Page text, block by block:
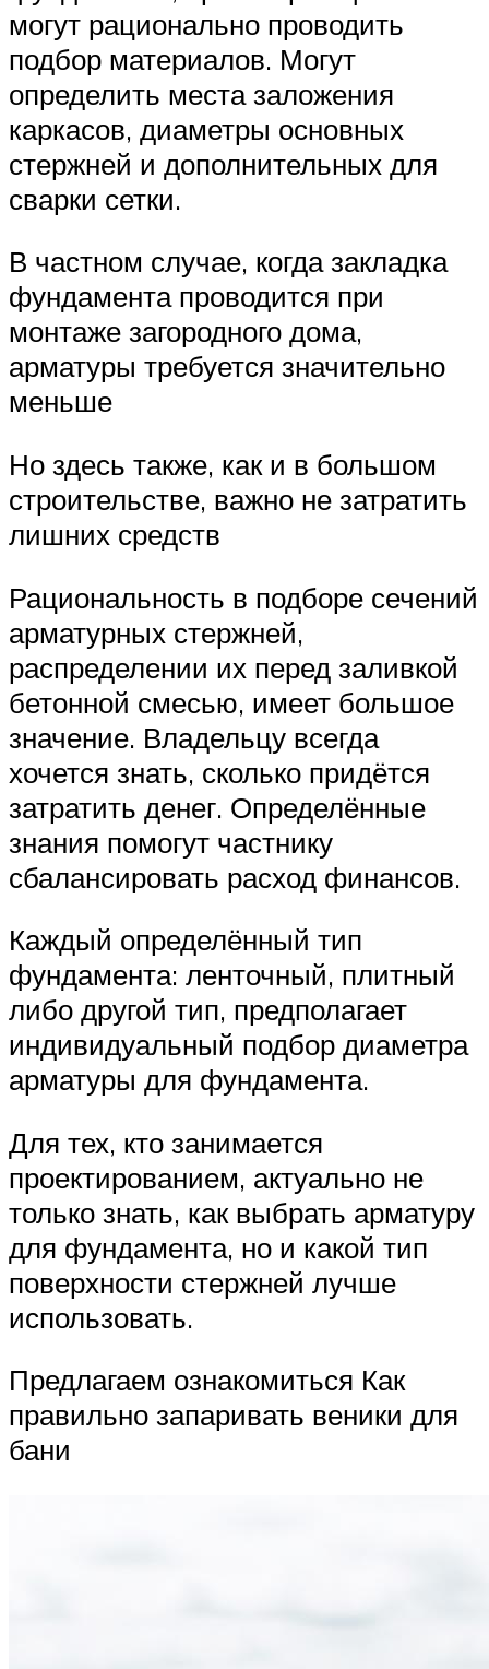
могут рационально проводить
подбор материалов. Могут
определить места заложения
каркасов, диаметры основных
стержней и дополнительных для
сварки сетки.
В частном случае, когда закладка
фундамента проводится при
монтаже загородного дома,
арматуры требуется значительно
меньше
Но здесь также, как и в большом
строительстве, важно не затратить
лишних средств
Рациональность в подборе сечений
арматурных стержней,
распределении их перед заливкой
бетонной смесью, имеет большое
значение. Владельцу всегда
хочется знать, сколько придётся
затратить денег. Определённые
знания помогут частнику
сбалансировать расход финансов.
Каждый определённый тип
фундамента: ленточный, плитный
либо другой тип, предполагает
индивидуальный подбор диаметра
арматуры для фундамента.
Для тех, кто занимается
проектированием, актуально не
только знать, как выбрать арматуру
для фундамента, но и какой тип
поверхности стержней лучше
использовать.
Предлагаем ознакомиться Как
правильно запаривать веники для
бани